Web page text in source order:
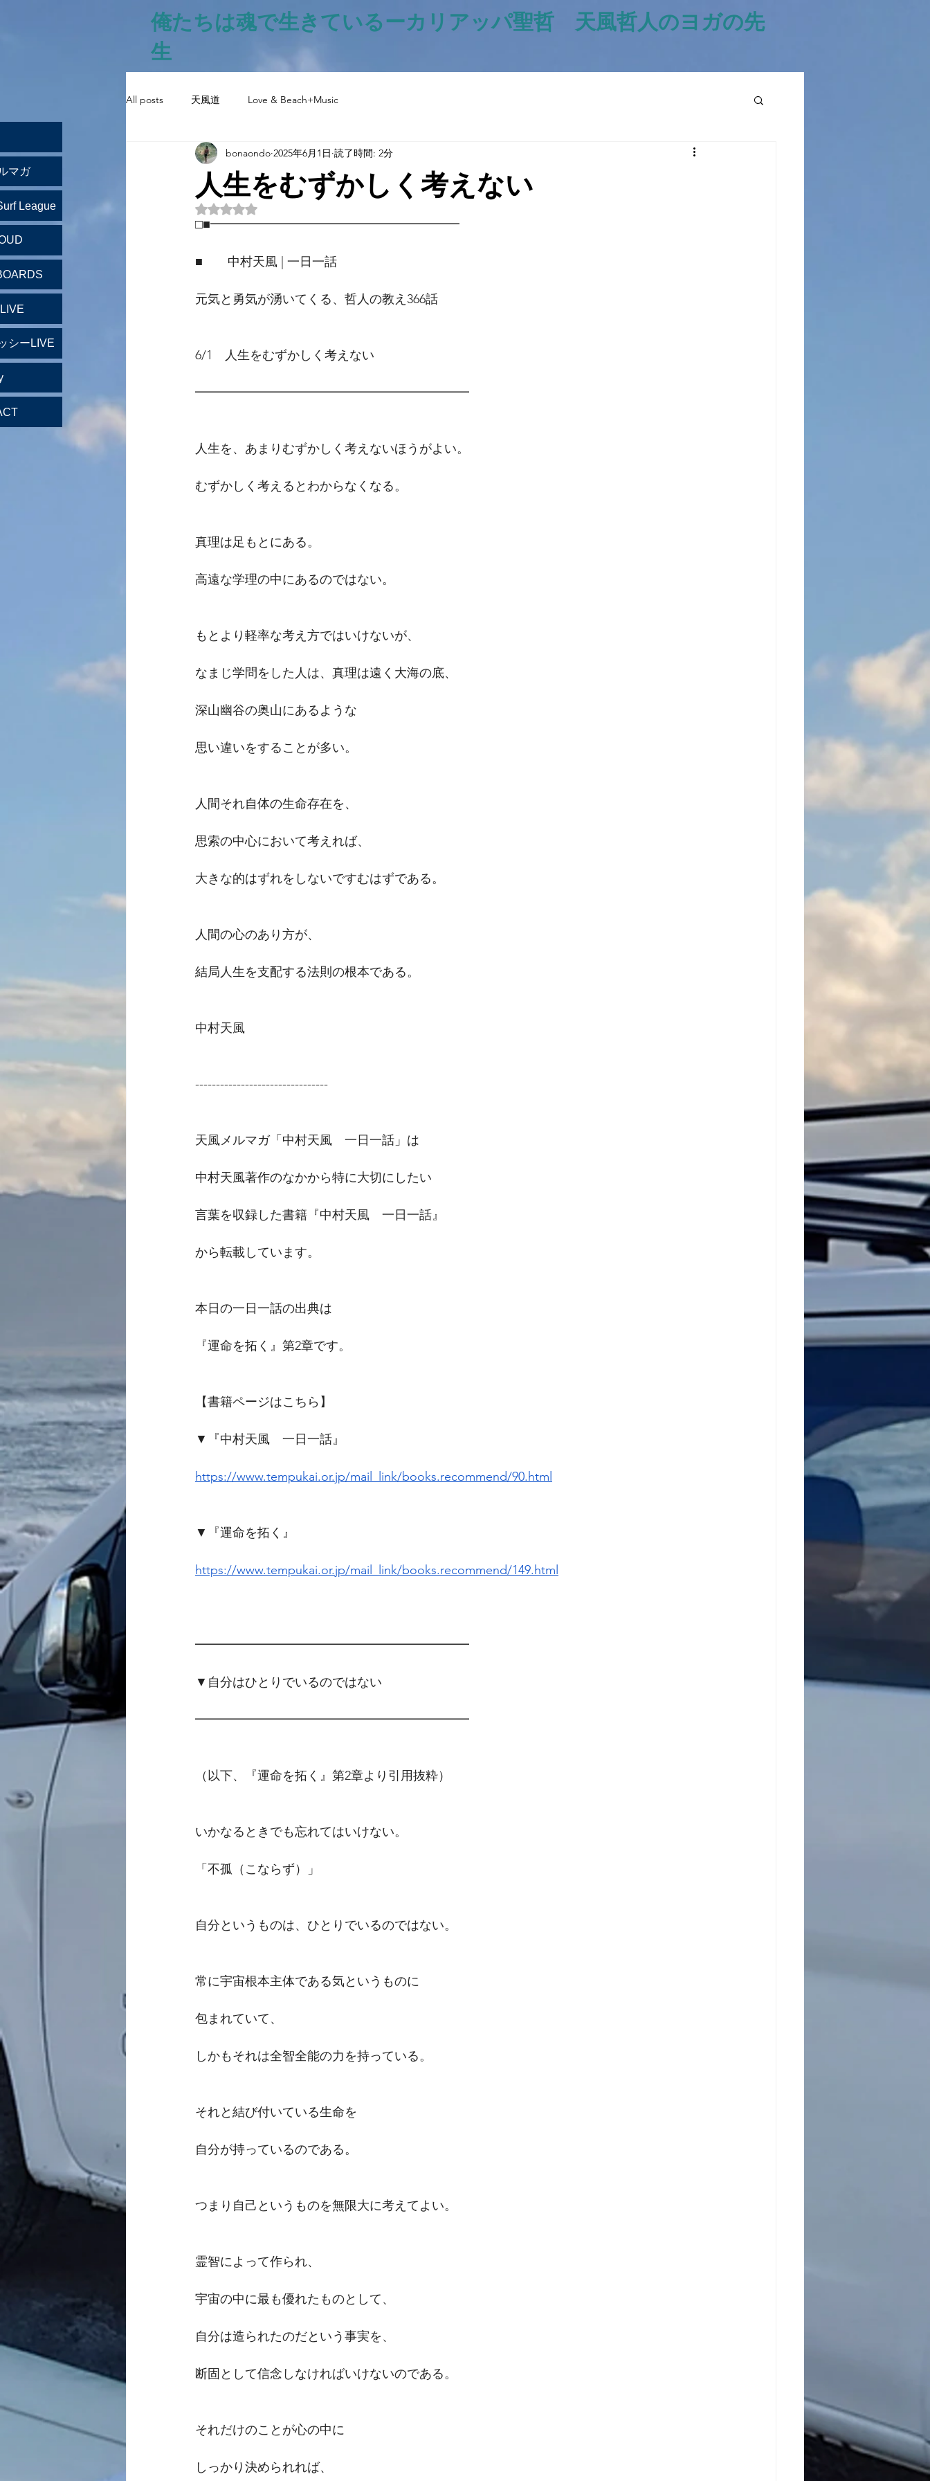
俺たちは魂で生きているー​カリアッパ聖哲 天風哲人のヨガの先
生
All posts 天風道 Love & Beach+Music
人生をむずかしく考えない
bonaondo 2025年6月1日 読了時間: 2分
5つ星のうちNaNと評価されています。
□■━━━━━━━━━━━━━━━━━━━━
■　　中村天風 | 一日一話
元気と勇気が湧いてくる、哲人の教え366話
6/1　人生をむずかしく考えない
━━━━━━━━━━━━━━━━━━━━━━
人生を、あまりむずかしく考えないほうがよい。
むずかしく考えるとわからなくなる。
真理は足もとにある。
高遠な学理の中にあるのではない。
もとより軽率な考え方ではいけないが、
なまじ学問をした人は、真理は遠く大海の底、
深山幽谷の奥山にあるような
思い違いをすることが多い。
人間それ自体の生命存在を、
思索の中心において考えれば、
大きな的はずれをしないですむはずである。
人間の心のあり方が、
結局人生を支配する法則の根本である。
中村天風
--------------------------------
天風メルマガ「中村天風　一日一話」は
中村天風著作のなかから特に大切にしたい
言葉を収録した書籍『中村天風　一日一話』
から転載しています。
本日の一日一話の出典は
『運命を拓く』第2章です。
【書籍ページはこちら】
▼『中村天風　一日一話』
https://www.tempukai.or.jp/mail_link/books.recommend/90.html
▼『運命を拓く』
https://www.tempukai.or.jp/mail_link/books.recommend/149.html
━━━━━━━━━━━━━━━━━━━━━━
▼自分はひとりでいるのではない
━━━━━━━━━━━━━━━━━━━━━━
（以下、『運命を拓く』第2章より引用抜粋）
いかなるときでも忘れてはいけない。
「不孤（こならず）」
自分というものは、ひとりでいるのではない。
常に宇宙根本主体である気というものに
包まれていて、
しかもそれは全智全能の力を持っている。
それと結び付いている生命を
自分が持っているのである。
つまり自己というものを無限大に考えてよい。
霊智によって作られ、
宇宙の中に最も優れたものとして、
自分は造られたのだという事実を、
断固として信念しなければいけないのである。
それだけのことが心の中に
しっかり決められれば、
マガ
League
シーLIVE